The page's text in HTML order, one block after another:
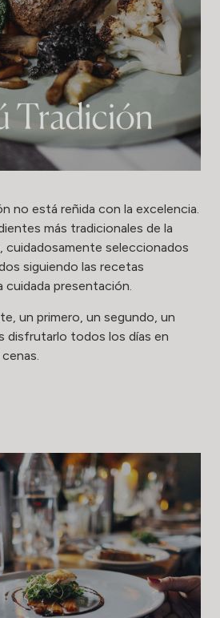
no está reñida con la excelencia.
más tradicionales de la
cuidadosamente seleccionados
siguiendo las recetas
cuidada presentación.
un primero, un segundo, un
disfrutarlo todos los días en